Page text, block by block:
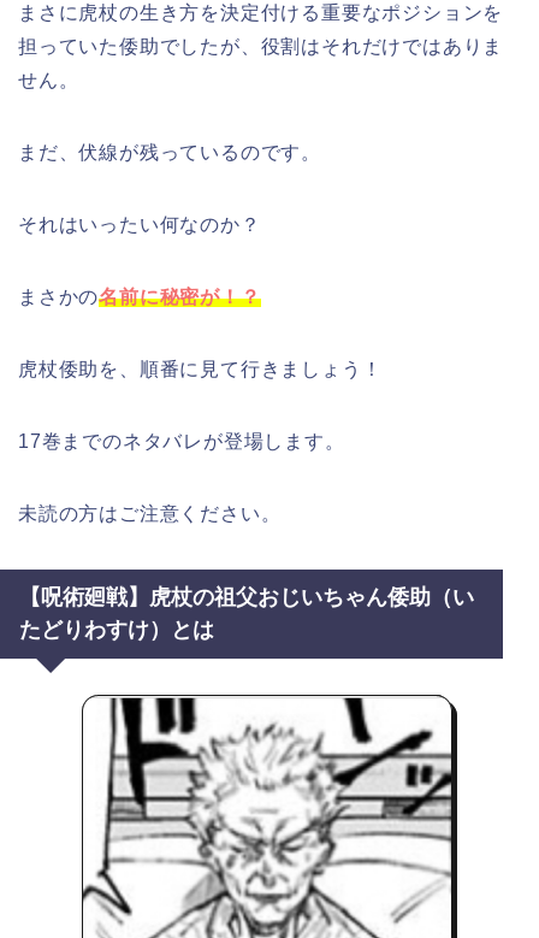
まさに虎杖の生き方を決定付ける重要なポジションを
担っていた倭助でしたが、役割はそれだけではありま
せん。
まだ、伏線が残っているのです。
それはいったい何なのか？
まさかの名前に秘密が！？
虎杖倭助を、順番に見て行きましょう！
17巻までのネタバレが登場します。
未読の方はご注意ください。
【呪術廻戦】虎杖の祖父おじいちゃん倭助（い
たどりわすけ）とは